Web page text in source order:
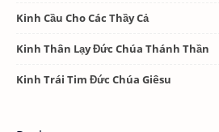
Kinh Cầu Cho Các Thầy Cả
Kinh Thân Lạy Đức Chúa Thánh Thần
Kinh Trái Tim Đức Chúa Giêsu